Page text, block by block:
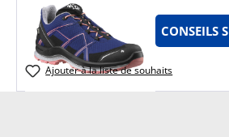
CONSEILS
Ajouter à la liste de souhaits